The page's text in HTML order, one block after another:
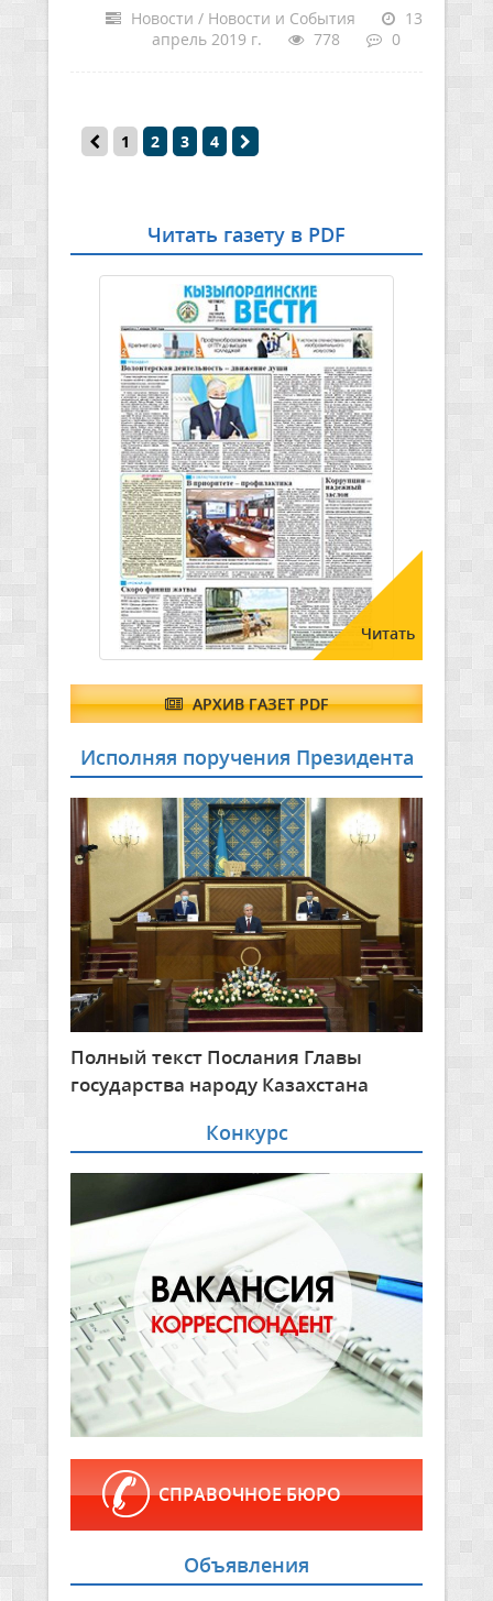
Новости / Новости и События
13
апрель 2019 г.
778 0
1 2 3 4
Читать газету в PDF
Читать
АРХИВ ГАЗЕТ PDF
Исполняя поручения Президента
Полный текст Послания Главы
государства народу Казахстана
Конкурс
СПРАВОЧНОЕ БЮРО
Объявления